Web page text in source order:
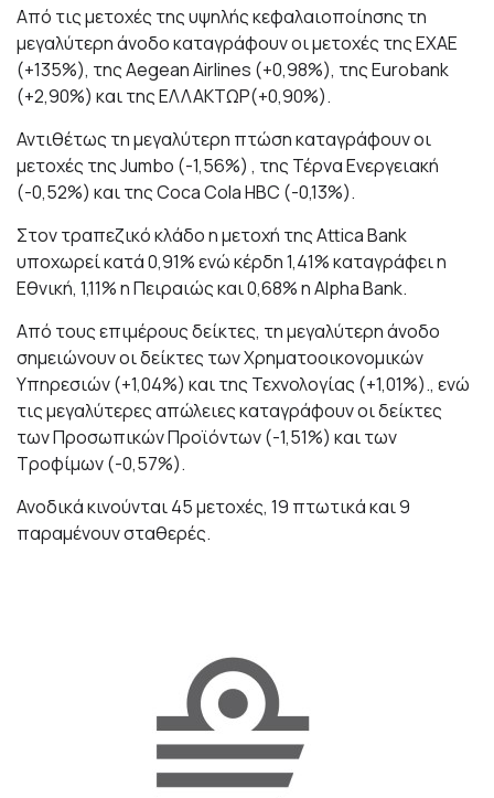
Από τις μετοχές της υψηλής κεφαλαιοποίησης τη
μεγαλύτερη άνοδο καταγράφουν οι μετοχές της ΕΧΑΕ
(+135%), της Aegean Airlines (+0,98%), της Eurobank
(+2,90%) και της ΕΛΛΑΚΤΩΡ(+0,90%).
Αντιθέτως τη μεγαλύτερη πτώση καταγράφουν οι
μετοχές της Jumbo (-1,56%) , της Τέρνα Ενεργειακή
(-0,52%) και της Coca Cola HBC (-0,13%).
Στον τραπεζικό κλάδο η μετοχή της Attica Bank
υποχωρεί κατά 0,91% ενώ κέρδη 1,41% καταγράφει η
Εθνική, 1,11% η Πειραιώς και 0,68% η Alpha Bank.
Από τους επιμέρους δείκτες, τη μεγαλύτερη άνοδο
σημειώνουν οι δείκτες των Χρηματοοικονομικών
Υπηρεσιών (+1,04%) και της Τεχνολογίας (+1,01%)., ενώ
τις μεγαλύτερες απώλειες καταγράφουν οι δείκτες
των Προσωπικών Προϊόντων (-1,51%) και των
Τροφίμων (-0,57%).
Ανοδικά κινούνται 45 μετοχές, 19 πτωτικά και 9
παραμένουν σταθερές.